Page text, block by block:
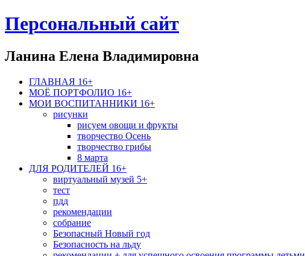
Персональный сайт
Ланина Елена Владимировна
ГЛАВНАЯ 16+
МОЁ ПОРТФОЛИО 16+
МОИ ВОСПИТАННИКИ 16+
рисунки
рисуем овощи и фрукты
творчество Осень
творчество грибы
8 марта
ДЛЯ РОДИТЕЛЕЙ 16+
виртуальный музей 5+
тест
пдд
рекомендации
собрание
Безопасный Новый год
Безопасность на льду